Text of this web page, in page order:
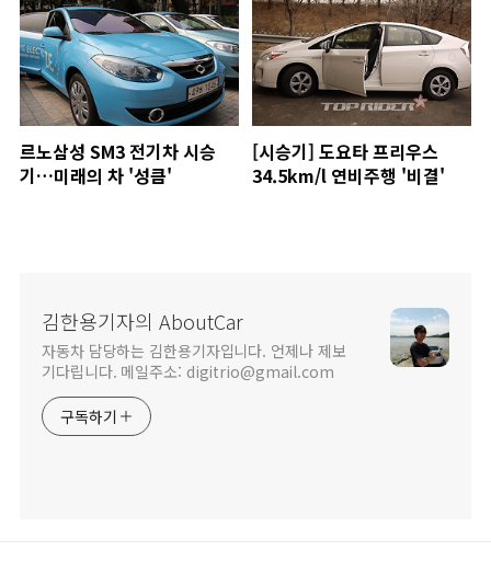
르노삼성 SM3 전기차 시승
기…미래의 차 '성큼'
[시승기] 도요타 프리우스
34.5km/l 연비주행 '비결'
김한용기자의 AboutCar
자동차 담당하는 김한용기자입니다. 언제나 제보
기다립니다. 메일주소: digitrio@gmail.com
구독하기